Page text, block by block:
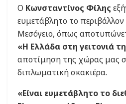
Ο Κωνσταντίνος Φίλης
ευμετάβλητο το
Μεσόγειο, όπως
«Η Ελλάδα στη γειτονιά
αποτίμηση της χώρας μας
διπλωματική σκακιέρα.
«Είναι ευμετάβλητο το